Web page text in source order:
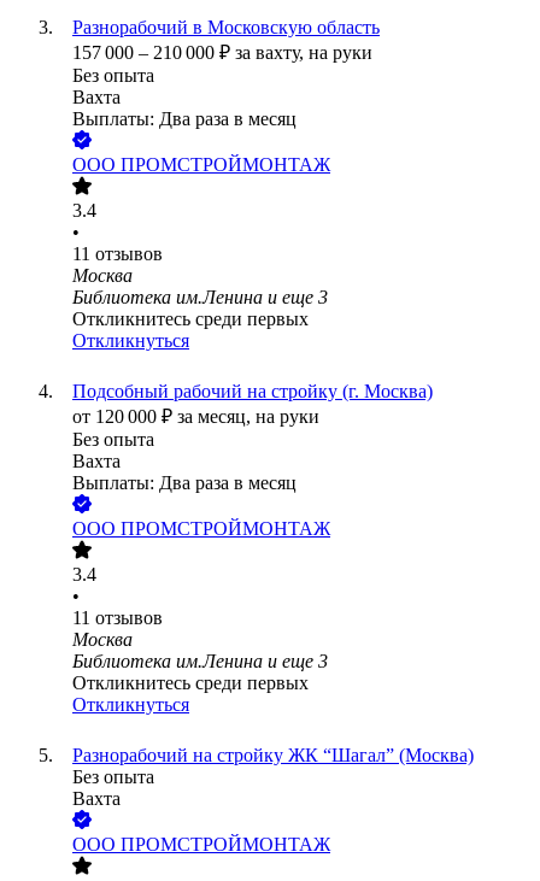
Разнорабочий в Московскую область
157 000 – 210 000 ₽ за вахту, на руки
Без опыта
Вахта
Выплаты: Два раза в месяц
ООО ПРОМСТРОЙМОНТАЖ
3.4
•
11 отзывов
Москва
Библиотека им.Ленина и еще 3
Откликнитесь среди первых
Откликнуться
Подсобный рабочий на стройку (г. Москва)
от 120 000 ₽ за месяц, на руки
Без опыта
Вахта
Выплаты: Два раза в месяц
ООО ПРОМСТРОЙМОНТАЖ
3.4
•
11 отзывов
Москва
Библиотека им.Ленина и еще 3
Откликнитесь среди первых
Откликнуться
Разнорабочий на стройку ЖК “Шагал” (Москва)
Без опыта
Вахта
ООО ПРОМСТРОЙМОНТАЖ